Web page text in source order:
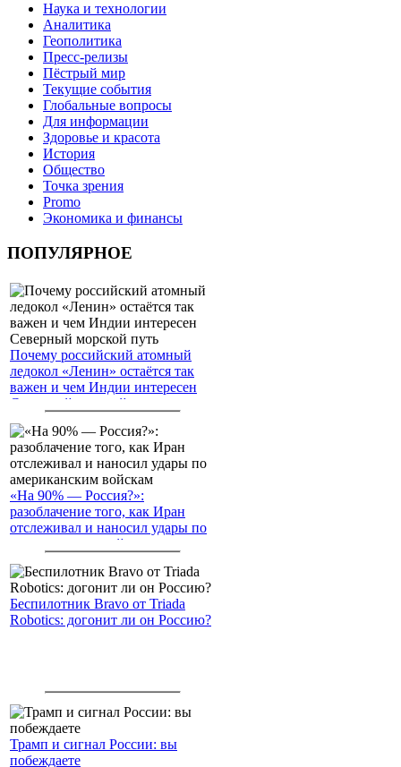
Наука и технологии
Аналитика
Геополитика
Пресс-релизы
Пёстрый мир
Текущие события
Глобальные вопросы
Для информации
Здоровье и красота
История
Общество
Точка зрения
Promo
Экономика и финансы
ПОПУЛЯРНОЕ
Почему российский атомный
ледокол «Ленин» остаётся так
важен и чем Индии интересен
Северный морской путь
«На 90% — Россия?»:
разоблачение того, как Иран
отслеживал и наносил удары по
американским войскам
Беспилотник Bravo от Triada
Robotics: догонит ли он Россию?
Трамп и сигнал России: вы
побеждаете